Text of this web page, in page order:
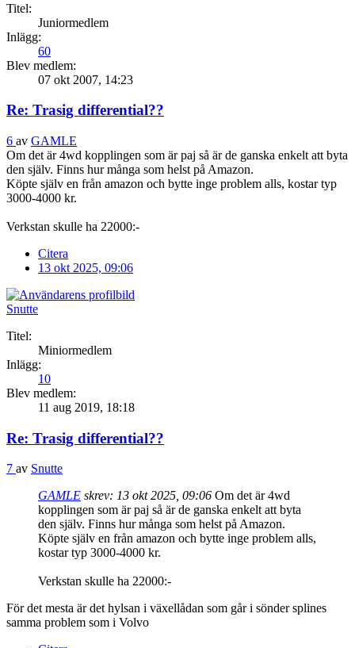
Titel:
Juniormedlem
Inlägg:
60
Blev medlem:
07 okt 2007, 14:23
Re: Trasig differential??
6 av GAMLE
Om det är 4wd kopplingen som är paj så är de ganska enkelt att byta
den själv. Finns hur många som helst på Amazon.
Köpte själv en från amazon och bytte inge problem alls, kostar typ
3000-4000 kr.
Verkstan skulle ha 22000:-
Citera
13 okt 2025, 09:06
Snutte
Titel:
Miniormedlem
Inlägg:
10
Blev medlem:
11 aug 2019, 18:18
Re: Trasig differential??
7 av Snutte
GAMLE skrev: 13 okt 2025, 09:06 Om det är 4wd
kopplingen som är paj så är de ganska enkelt att byta
den själv. Finns hur många som helst på Amazon.
Köpte själv en från amazon och bytte inge problem alls,
kostar typ 3000-4000 kr.
Verkstan skulle ha 22000:-
För det mesta är det hylsan i växellådan som går i sönder splines
samma problem som i Volvo